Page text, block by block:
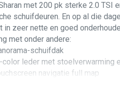
met 200 pk sterke 2.0
schuifdeuren. En op al die
in zeer nette en goed
met onder andere:
schuifdak
color leder met stoelverwarming
navigatie full map